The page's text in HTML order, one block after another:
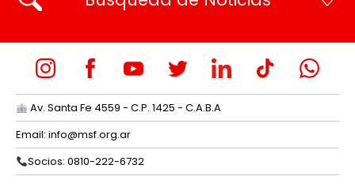
Av. Santa Fe 4559 - C.P. 1425 - C.A.B.A
Email: info@msf.org.ar
Socios: 0810-222-6732